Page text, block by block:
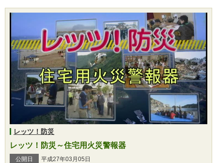
レッツ！防災
レッツ！防災～住宅用火災警報器
公開日 平成27年03月05日